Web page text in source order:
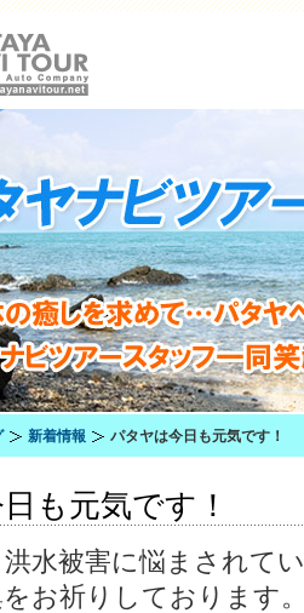
新着情報 パタヤは今日も元気です！
も元気です！
水被害に悩まされて
お祈りしております